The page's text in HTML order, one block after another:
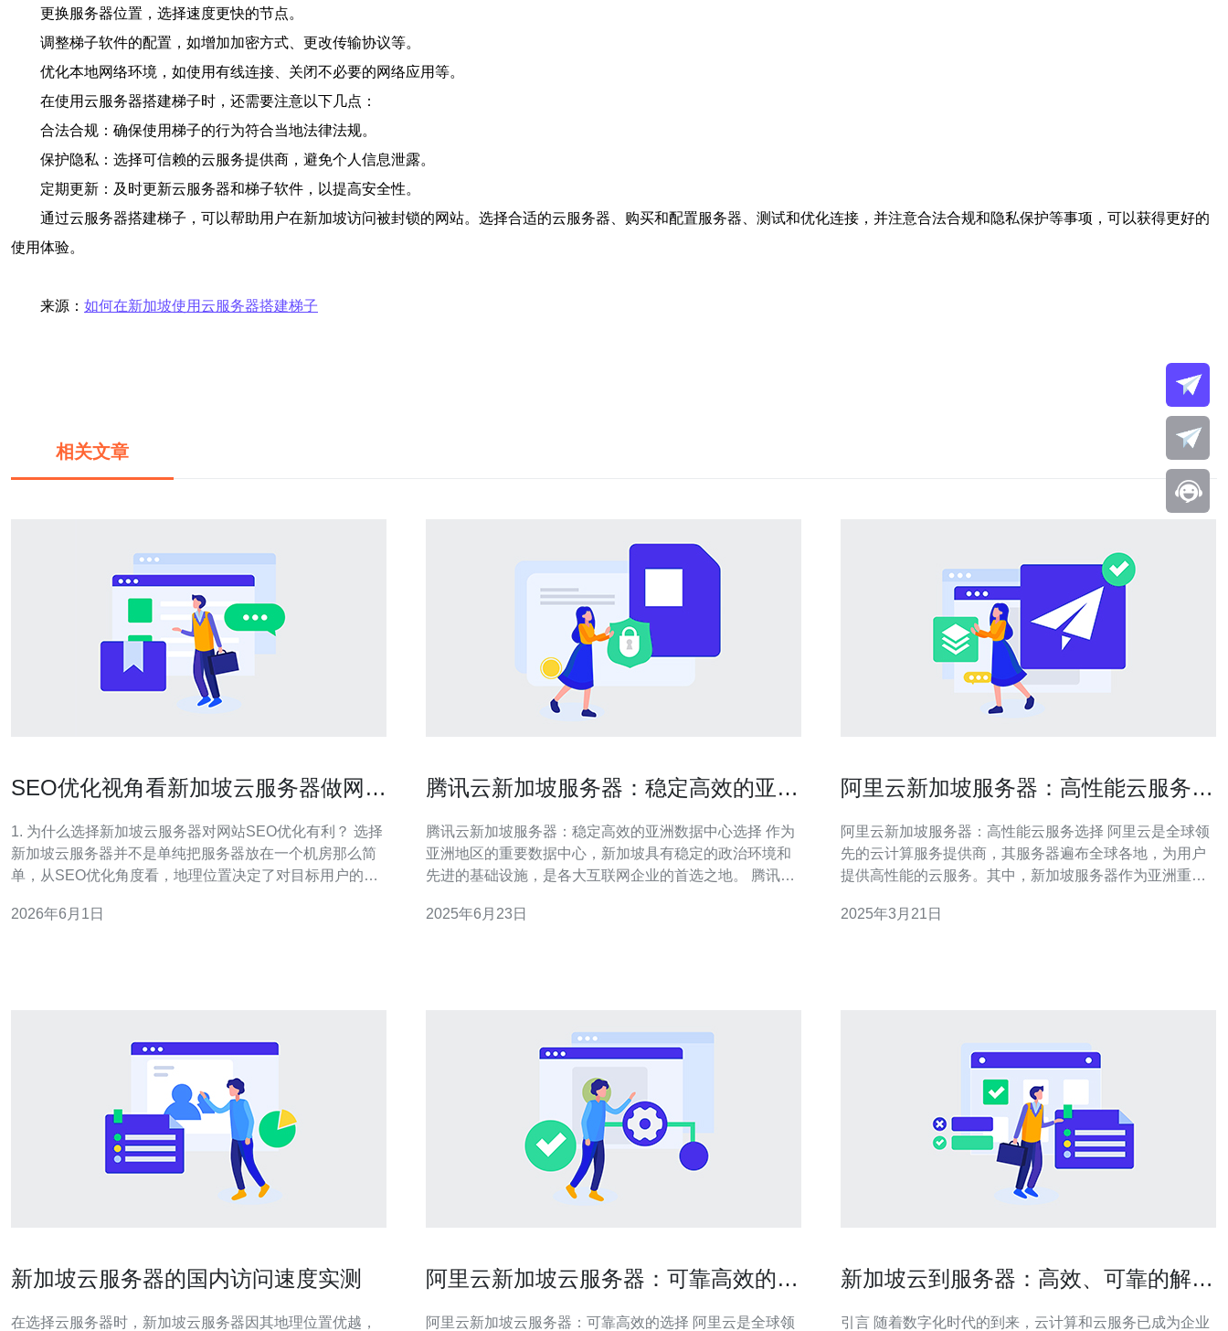
更换服务器位置，选择速度更快的节点。
调整梯子软件的配置，如增加加密方式、更改传输协议等。
优化本地网络环境，如使用有线连接、关闭不必要的网络应用等。
在使用云服务器搭建梯子时，还需要注意以下几点：
合法合规：确保使用梯子的行为符合当地法律法规。
保护隐私：选择可信赖的云服务提供商，避免个人信息泄露。
定期更新：及时更新云服务器和梯子软件，以提高安全性。
通过云服务器搭建梯子，可以帮助用户在新加坡访问被封锁的网站。选择合适的云服务器、购买和配置服务器、测试和优化连接，并注意合法合规和隐私保护等事项，可以获得更好的
使用体验。
来源： 如何在新加坡使用云服务器搭建梯子
相关文章
SEO优化视角看新加坡云服务器做网站
1. 为什么选择新加坡云服务器对网站SEO优化有利？ 选择
新加坡云服务器并不是单纯把服务器放在一个机房那么简
单，从SEO优化角度看，地理位置决定了对目标用户的延
分中国南部用户时延低、加载快，有利于页面体验指标
2026年6月1日
腾讯云新加坡服务器：稳定高效的亚洲
腾讯云新加坡服务器：稳定高效的亚洲数据中心选择 作为
亚洲地区的重要数据中心，新加坡具有稳定的政治环境和
先进的基础设施，是各大互联网企业的首选之地。 腾讯云
定高效的云服务，助力客户的业务发展。 腾讯云新加坡服
2025年6月23日
阿里云新加坡服务器：高性能云服务选
阿里云新加坡服务器：高性能云服务选择 阿里云是全球领
先的云计算服务提供商，其服务器遍布全球各地，为用户
提供高性能的云服务。其中，新加坡服务器作为亚洲重要
供了多种高性能云服务，满足用户不同需求。 1. 弹性计算
2025年3月21日
新加坡云服务器的国内访问速度实测
在选择云服务器时，新加坡云服务器因其地理位置优越，
阿里云新加坡云服务器：可靠高效的选
阿里云新加坡云服务器：可靠高效的选择 阿里云是全球领
新加坡云到服务器：高效、可靠的解决
引言 随着数字化时代的到来，云计算和云服务已成为企业